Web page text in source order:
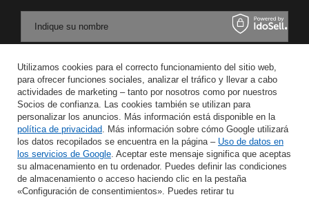
Indique su nombre
Introduzca su dirección de correo electrónico
Acepto el tratamiento de mis datos personales para los fines y en el ámbito del servicio Newsletter en el
GUARDAR
Utilizamos cookies para el correcto funcionamiento del sitio web,
para ofrecer funciones sociales, analizar el tráfico y llevar a cabo
actividades de marketing – tanto por nosotros como por nuestros
Socios de confianza. Las cookies también se utilizan para
personalizar los anuncios. Más información está disponible en la
política de privacidad. Más información sobre cómo Google utilizará
los datos recopilados se encuentra en la página – Uso de datos en
los servicios de Google. Aceptar este mensaje significa que aceptas
su almacenamiento en tu ordenador. Puedes definir las condiciones
de almacenamiento o acceso haciendo clic en la pestaña
«Configuración de consentimientos». Puedes retirar tu